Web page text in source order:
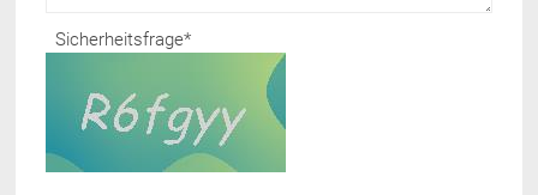
Sicherheitsfrage*